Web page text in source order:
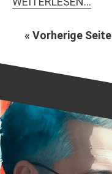
« Vorherige Seite